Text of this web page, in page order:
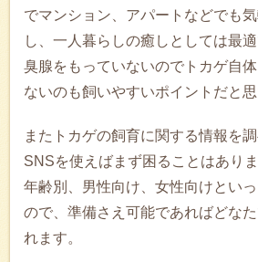
でマンション、アパートなどでも
し、一人暮らしの癒しとしては最適
臭腺をもっていないのでトカゲ自
ないのも飼いやすいポイントだと思
またトカゲの飼育に関する情報を
SNSを使えばまず困ることはありま
年齢別、男性向け、女性向けとい
ので、準備さえ可能であればどな
れます。